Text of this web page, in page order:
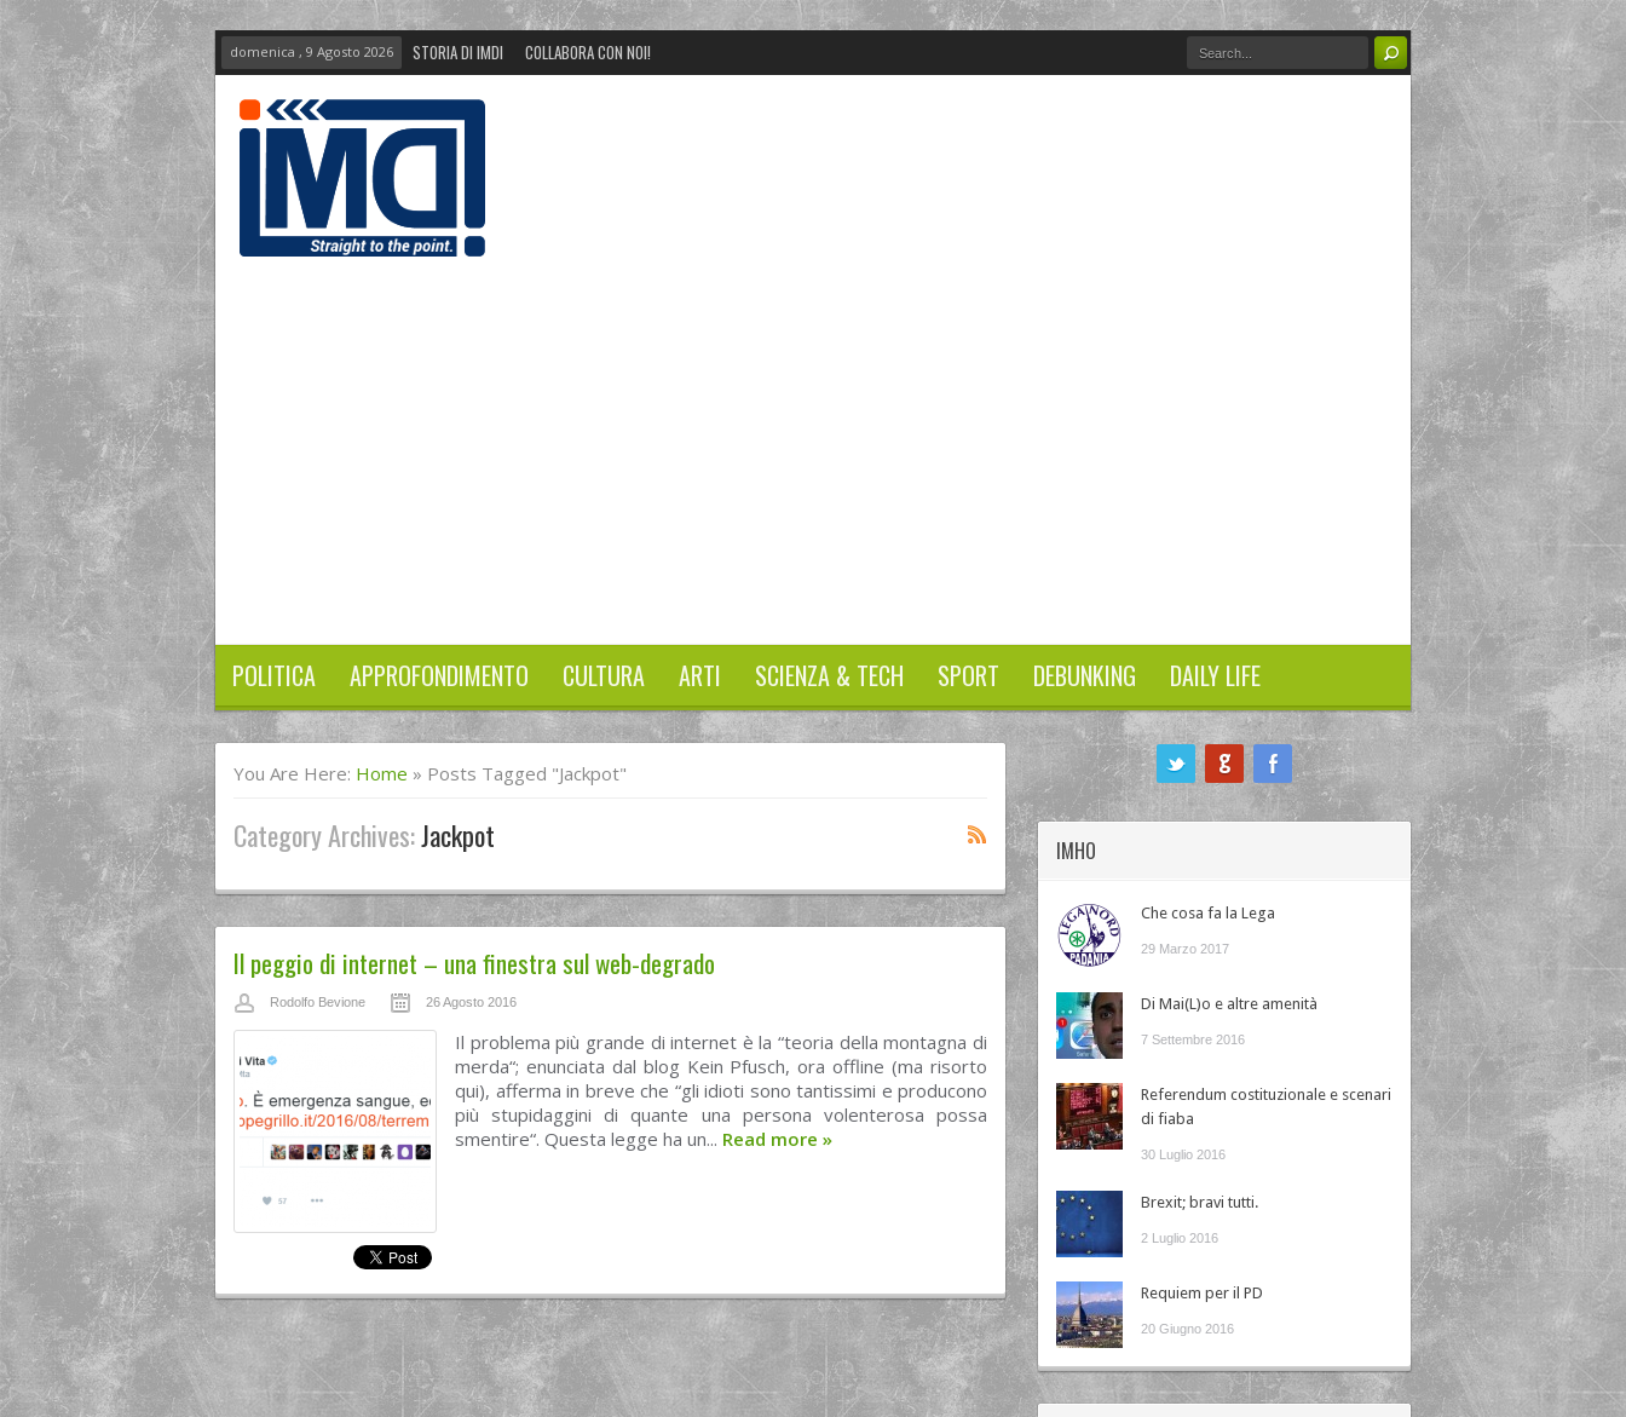
domenica , 9 Agosto 2026 STORIA DI IMDI COLLABORA CON NOI!
POLITICA APPROFONDIMENTO CULTURA ARTI SCIENZA & TECH SPORT DEBUNKING DAILY LIFE
You Are Here: Home » Posts Tagged "jackpot"
Category Archives:Jackpot
Il peggio di internet – una finestra sul web-degrado
Rodolfo Bevione 26 Agosto 2016
Il problema più grande di internet è la “teoria della montagna di
merda“; enunciata dal blog Kein Pfusch, ora offline (ma risorto
qui), afferma in breve che “gli idioti sono tantissimi e producono
più stupidaggini di quante una persona volenterosa possa
smentire“. Questa legge ha un... Read more »
IMHO
Che cosa fa la Lega
29 Marzo 2017
Di Mai(L)o e altre amenità
7 Settembre 2016
Referendum costituzionale e scenari
di fiaba
30 Luglio 2016
Brexit; bravi tutti.
2 Luglio 2016
Requiem per il PD
20 Giugno 2016